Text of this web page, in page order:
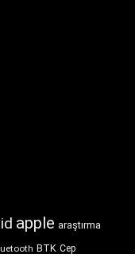
apple araştırma
BTK Cep